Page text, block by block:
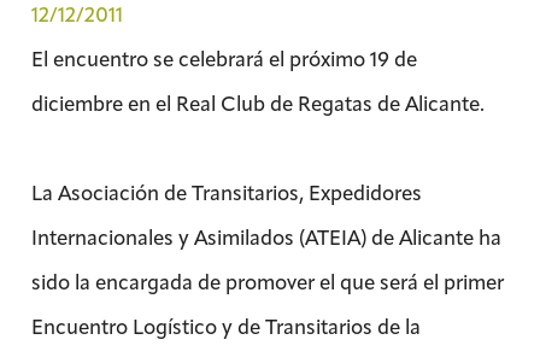
12/12/2011
El encuentro se celebrará el próximo 19 de
diciembre en el Real Club de Regatas de Alicante.
La Asociación de Transitarios, Expedidores
Internacionales y Asimilados (ATEIA) de Alicante ha
sido la encargada de promover el que será el primer
Encuentro Logístico y de Transitarios de la